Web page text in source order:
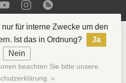
del Tabaco- Powered by
byDyvelopment
für interne Zwecke um den
Ist das in Ordnung?
Ja
Nein
beachten Sie bitte unsere
»